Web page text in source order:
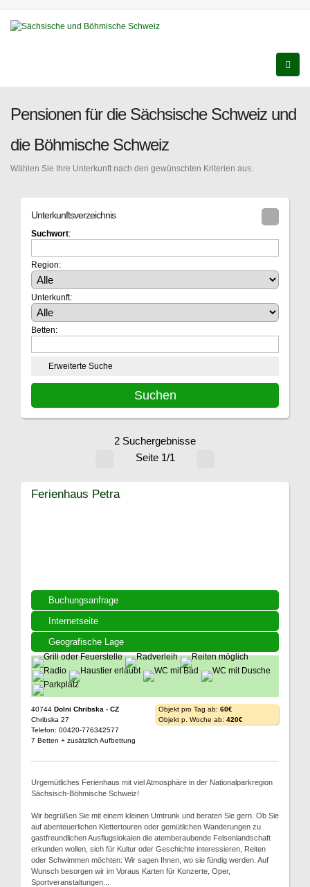
Pensionen für die Sächsische Schweiz und
die Böhmische Schweiz
Wählen Sie Ihre Unterkunft nach den gewünschten Kriterien aus.
Unterkunftsverzeichnis
Suchwort:
Region:
Unterkunft:
Betten:
Erweiterte Suche
2 Suchergebnisse
Seite 1/1
Buchungsanfrage
Internetseite
Geografische Lage
Ferienhaus Petra
40744 Dolni Chribska - CZ
Chribska 27
Telefon: 00420-776342577
7 Betten + zusätzlich Aufbettung
Objekt pro Tag ab: 60€
Objekt p. Woche ab: 420€
Urgemütliches Ferienhaus mit viel Atmosphäre in der Nationalparkregion
Sächsisch-Böhmische Schweiz!
Wir begrüßen Sie mit einem kleinen Umtrunk und beraten Sie gern. Ob Sie
auf abenteuerlichen Klettertouren oder gemütlichen Wanderungen zu
gastfreundlichen Ausflugslokalen die atemberaubende Felsenlandschaft
erkunden wollen, sich für Kultur oder Geschichte interessieren, Reiten
oder Schwimmen möchten: Wir sagen Ihnen, wo sie fündig werden. Auf
Wunsch besorgen wir im Voraus Karten für Konzerte, Oper,
Sportveranstaltungen...